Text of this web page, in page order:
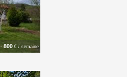
-800 €/ semaine